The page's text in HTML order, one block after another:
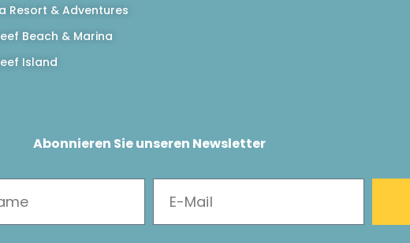
Resort & Adventures
Beach & Marina
Island
Abonnieren Sie unseren Newsletter